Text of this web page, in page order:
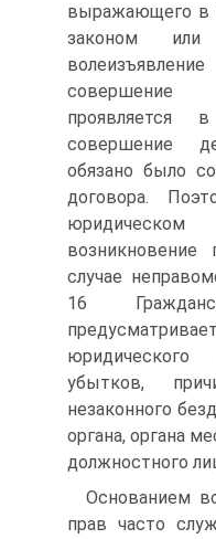
выражающего в
законом или
совершение
проявляется
совершение
обязано было
договора.
случае
16
убытков,
незаконного
органа, орга­на
должностного
Основанием
прав часто